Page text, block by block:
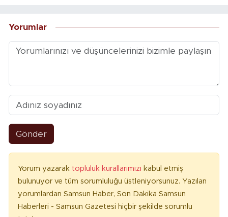
Yorumlar
Gönder
Yorum yazarak topluluk kurallarımızı kabul etmiş
bulunuyor ve tüm sorumluluğu üstleniyorsunuz. Yazılan
yorumlardan Samsun Haber, Son Dakika Samsun
Haberleri - Samsun Gazetesi hiçbir şekilde sorumlu